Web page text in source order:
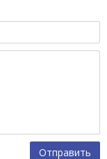
Отправить